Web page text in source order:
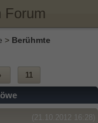
Forum
> Berühmte
11
(21.10.2012 16:28)